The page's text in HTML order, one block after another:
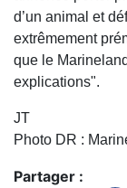
d’un animal et
extrêmement
que le
explications".
JT
Photo DR :
Partager :